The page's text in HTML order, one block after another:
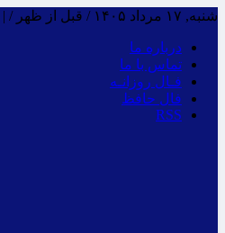
شنبه, ۱۷ مرداد ۱۴۰۵ / قبل از ظهر / |
درباره ما
تماس با ما
فـال روزانـه
فال حافظ
RSS